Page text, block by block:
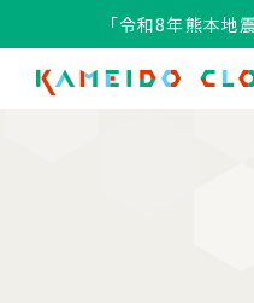
「令和8年熊本地